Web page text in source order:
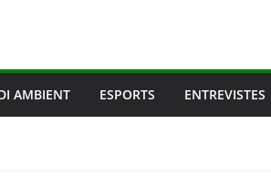
AMBIENT ESPORTS ENTREVISTES